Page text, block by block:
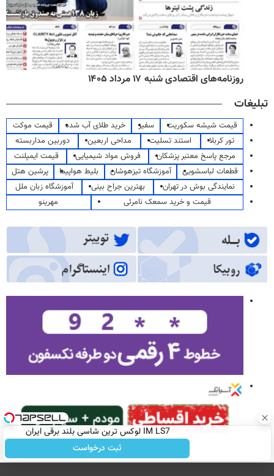
روزنامه‌های اقتصادی شنبه ۱۷ مرداد ۱۴۰۵
تبلیغات
قیمت شیشه سکوریت سفیر خرید طلای آب شده
قیمت موکت
تور کربلا
استند تسلیت مداحی اربعین
دوربین مداربسته
مرجع پاسخ معتبر پزشکان
فروش مواد شیمیایی
قیمت ایمپلنت
قطعات لباسشویی
آموزشگاه تیزهوشان بلیط هواپیما
پرشین هتل
نمایندگی بوش در تهران
بهترین جراح بینی
آموزشگاه زبان ملل
قیمت و خرید سمعک نامرئی
مهرینو
IM LS7 لوکس ترین شاسی بلند برقی ایران
ثبت درخواست